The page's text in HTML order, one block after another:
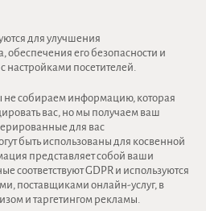
для улучшения
обеспечения его безопасности и
настройками посетителей.
собираем информацию, которая
вас, но мы получаем ваш
для вас
быть использованы для косвенной
представляет собой ваши
соответствуют GDPR и используются
поставщиками онлайн-услуг, в
и таргетингом рекламы.